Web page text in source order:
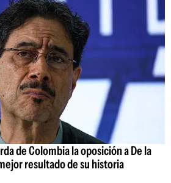
de Colombia la oposición a De la
resultado de su historia